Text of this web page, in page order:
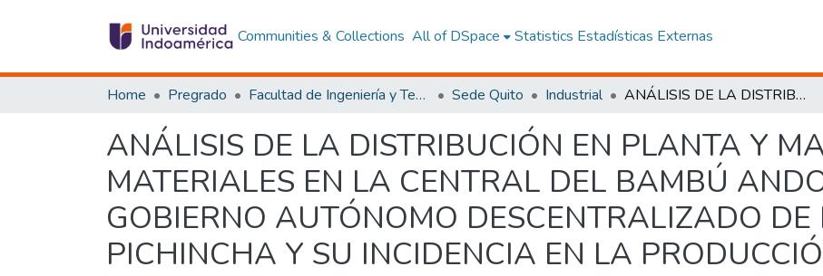
Communities & Collections All of DSpace Statistics Estadísticas Externas
Home Pregrado Facultad de Ingeniería y Tecnologías de la Información y la Comunicación Sede Quito Industrial ANÁLISIS DE LA DISTRIBUCIÓN EN PLANTA Y MANEJO DE MATERIALES EN LA CENTRAL DEL BAMBÚ ANDOAS (CENBA) DEL GOBIERNO AUTÓNOMO DESCENTRALIZADO DE LA PROVINCIA DE PICHINCHA Y SU INCIDENCIA EN LA PRODUCCIÓN.
ANÁLISIS DE LA DISTRIBUCIÓN EN PLANTA Y
MATERIALES EN LA CENTRAL DEL BAMBÚ
GOBIERNO AUTÓNOMO DESCENTRALIZADO
PICHINCHA Y SU INCIDENCIA EN LA